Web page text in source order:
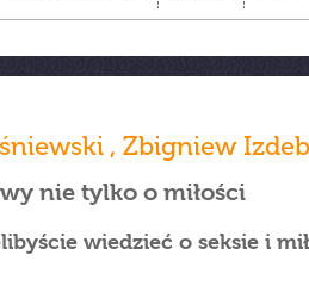
, Zbigniew
nie tylko o miłości
wiedzieć o seksie i